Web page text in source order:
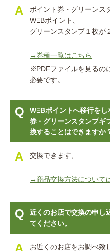
ポイント券・グリーンス
WEBポイント、
グリーンスタンプ１枚が
→券種一覧はこちら
※PDFファイルを見るの
必要です。
WEBポイントへ移行を
券・グリーンスタンプギ
換することはできますか
交換できます。
→商品交換方法について
近くのお店で交換の申し
てください。
お近くのお店をお調べ致